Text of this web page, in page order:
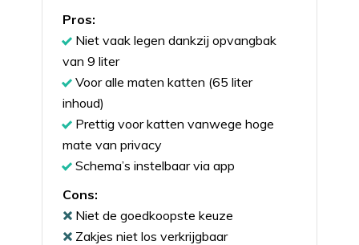
Pros:
Niet vaak legen dankzij opvangbak
van 9 liter
Voor alle maten katten (65 liter
inhoud)
Prettig voor katten vanwege hoge
mate van privacy
Schema’s instelbaar via app
Cons:
Niet de goedkoopste keuze
Zakjes niet los verkrijgbaar